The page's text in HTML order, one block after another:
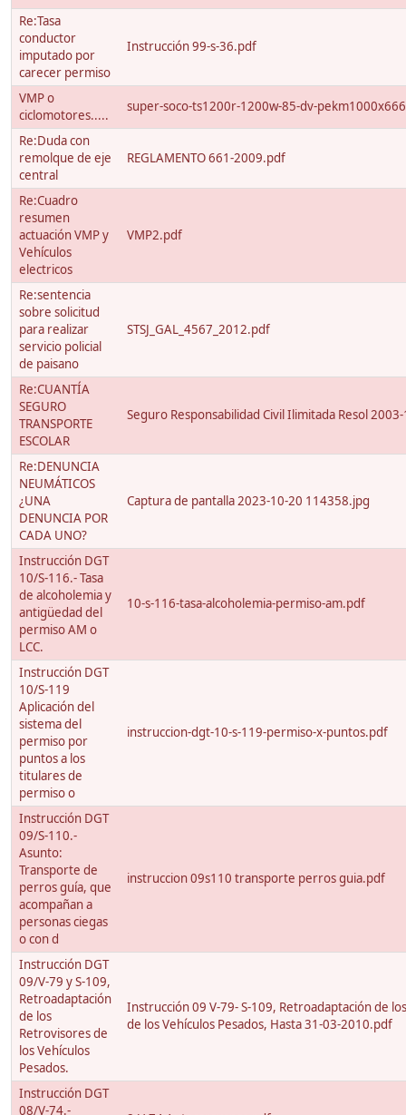
Re:Tasa
conductor
imputado por
carecer permiso
Instrucción 99-s-36.pdf
VMP o
ciclomotores.....
super-soco-ts1200r-1200w-85-dv-
Re:Duda con
remolque de eje
central
REGLAMENTO 661-2009.pdf
Re:Cuadro
resumen
actuación VMP y
Vehículos
electricos
VMP2.pdf
Re:sentencia
sobre solicitud
para realizar
servicio policial
de paisano
STSJ_GAL_4567_2012.pdf
Re:CUANTÍA
SEGURO
TRANSPORTE
ESCOLAR
Seguro Responsabilidad Civil Ilimitada Resol
Re:DENUNCIA
NEUMÁTICOS
¿UNA
DENUNCIA POR
CADA UNO?
Captura de pantalla 2023-10-20 114358.jpg
Instrucción DGT
10/S-116.- Tasa
de alcoholemia y
antigüedad del
permiso AM o
LCC.
10-s-116-tasa-alcoholemia-permiso-am.pdf
Instrucción DGT
10/S-119
Aplicación del
sistema del
permiso por
puntos a los
titulares de
permiso o
instruccion-dgt-10-s-119-permiso-x-puntos.pdf
Instrucción DGT
09/S-110.-
Asunto:
Transporte de
perros guía, que
acompañan a
personas ciegas
o con d
instruccion 09s110 transporte perros guia.pdf
Instrucción DGT
09/V-79 y S-109,
Retroadaptación
de los
Retrovisores de
los Vehículos
Pesados.
Instrucción 09 V-79- S-109, Retroadaptación de
de los Vehículos Pesados, Hasta 31-03-2010.pdf
Instrucción DGT
08/V-74.-